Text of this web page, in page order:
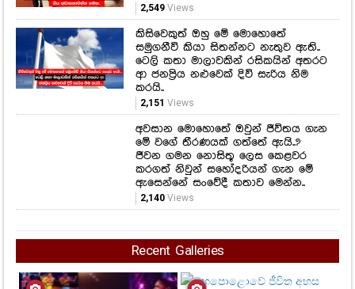
2,549Views
කිසිවෙකුත් ඔහු මේ මොහොතේ
සමුගනීවි කියා සිතන්නට නැතුව ඇති..
ටෙලි කතා මාලාවකින් රසිකයින් අතරට
ආ ජනප්‍රිය නළුවෙක් දිවි සැරිය නිම
කරයි..
2,151 Views
අවසාන මොහොතේ ඔවුන් ජීවිතය ගැන
මේ වගේ තීරණයක් ගත්තේ ඇයි..?
ජීවන ගමන නොසිතූ ලෙස කෙළවර
කරගත් නිවුන් සහෝදරියන් ගැන මේ
ඇසෙන්නේ සංවේදී කතාව මෙන්න..
2,140Views
Recent Galleries